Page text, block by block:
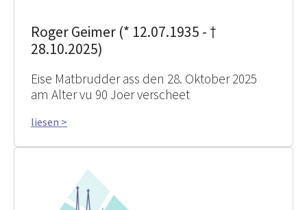
Roger Geimer (* 12.07.1935 - †
28.10.2025)
Eise Matbrudder ass den 28. Oktober 2025
am Alter vu 90 Joer verscheet
liesen >